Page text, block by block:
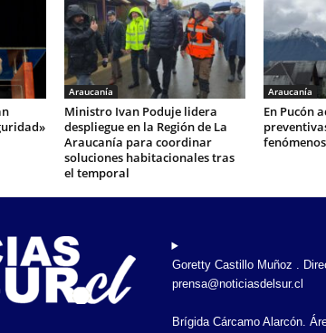
Araucanía
Ministro Ivan Poduje lidera
despliegue en la Región de La
Araucanía para coordinar
soluciones habitacionales tras
el temporal
Araucanía
En Pucón
Goretty Castillo Muñoz .
prensa@noticiasdelsur.cl
Brígida Cárcamo Alarcón.